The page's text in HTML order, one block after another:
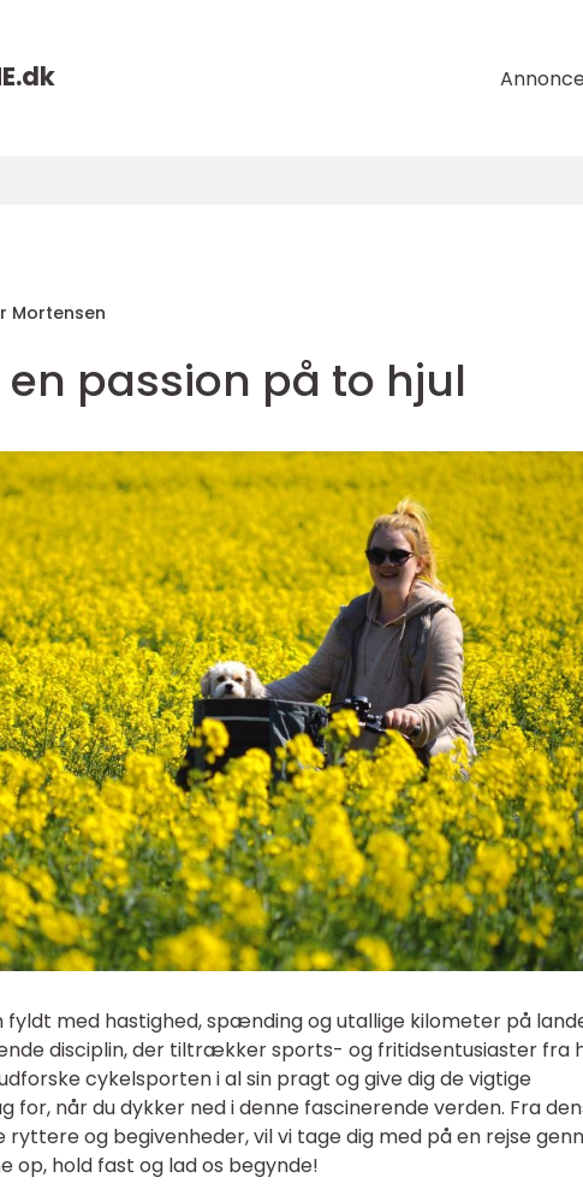
dk
Mortensen
passion på to hjul
med hastighed, spænding og utallige kilometer på
disciplin, der tiltrækker sports- og fritidsentusiaster fra
cykelsporten i al sin pragt og give dig de vigtige
for, når du dykker ned i denne fascinerende verden. Fra
ryttere og begivenheder, vil vi tage dig med på en rejse
op, hold fast og lad os begynde!